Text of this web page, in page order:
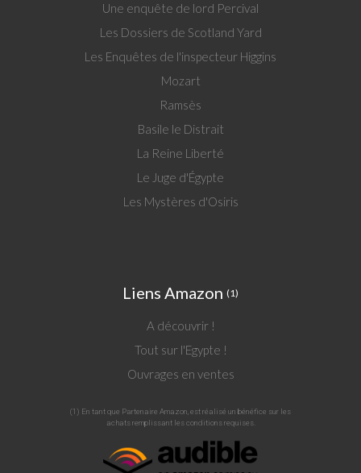
Une enquête de lord Percival
Les Dossiers de Scotland Yard
Les Enquêtes de l'inspecteur Higgins
Mozart
Ramsès
Basile le Distrait
La Reine Liberté
Le Juge d'Égypte
Les Mystères d'Osiris
Liens Amazon (1)
A découvrir !
Tout sur l'Egypte !
Ouvrages en ventes
(1) En tant que Partenaire Amazon, est réalisé un bénéfice sur les
achats remplissant les conditions requises.